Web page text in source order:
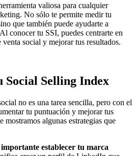
valiosa para cualquier
No sólo te permite medir tu
que también puede ayudarte a
conocer tu SSI, puedes centrarte en
social y mejorar tus resultados.
Social Selling Index
no es una tarea sencilla, pero con el
tu puntuación y mejorar tus
mostramos algunas estrategias que
establecer tu marca